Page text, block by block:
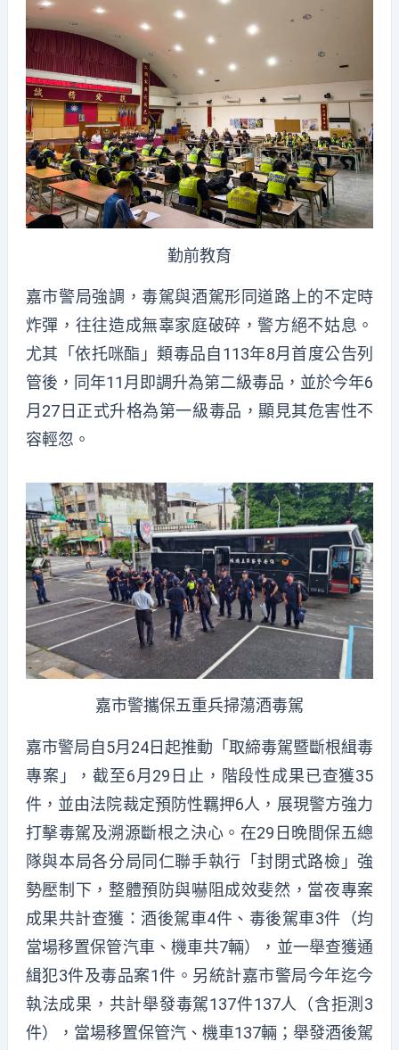
勤前教育
嘉市警局強調，毒駕與酒駕形同道路上的不定時
炸彈，往往造成無辜家庭破碎，警方絕不姑息。
尤其「依托咪酯」類毒品自113年8月首度公告列
管後，同年11月即調升為第二級毒品，並於今年6
月27日正式升格為第一級毒品，顯見其危害性不
容輕忽。
嘉市警攜保五重兵掃蕩酒毒駕
嘉市警局自5月24日起推動「取締毒駕暨斷根緝毒
專案」，截至6月29日止，階段性成果已查獲35
件，並由法院裁定預防性羈押6人，展現警方強力
打擊毒駕及溯源斷根之決心。在29日晚間保五總
隊與本局各分局同仁聯手執行「封閉式路檢」強
勢壓制下，整體預防與嚇阻成效斐然，當夜專案
成果共計查獲：酒後駕車4件、毒後駕車3件（均
當場移置保管汽車、機車共7輛），並一舉查獲通
緝犯3件及毒品案1件。另統計嘉市警局今年迄今
執法成果，共計舉發毒駕137件137人（含拒測3
件），當場移置保管汽、機車137輛；舉發酒後駕